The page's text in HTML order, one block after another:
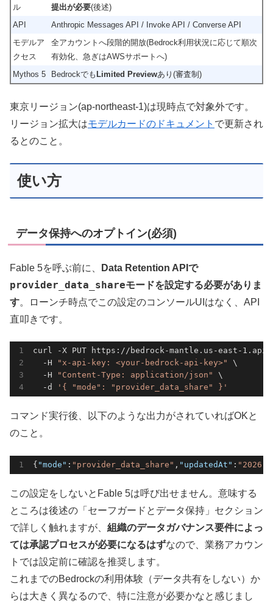
ル 提出が必要(後述)
API
Anthropic Messages API / Invoke API / Converse API
モデルア
クセス
全アカウントへ段階的開放(Bedrock利用状況に応じて順次
有効化、急ぎはAWSサポートへ)
Mythos 5
Bedrockでも Limited Previewあり(審査制)
東京リージョン(ap-northeast-1)は現時点で対象外です。
リージョン拡大はモデルカードのドキュメント で更新され
るとのこと。
使い方
データ保持へのオプトイン(必須)
Fable 5を呼ぶ前に、 Data Retention APIで
provider_data_shareモードを設定する必要がありま
す。ローンチ時点でこの設定のコンソールUIはなく、API
直叩きです。
curl -X PUT https://bedrock-mantle.us-east-
  -
H "x-api-key: <your-bedrock-api-key>"
  -
H "Content-Type: application/json"
  -
d '{ "mode": "provider_data_share" }'
コマンド実行後、以下のような出力がされていればOKと
のこと。
{ "mode" : "provider_data_share" , "updatedAt" : "2026-
この設定をしないとFable 5は呼び出せません。意味する
ところは後述の「セーフガードとデータ保持」セクション
で詳しく触れますが、 組織のデータガバナンス要件によっ
ては承認プロセスが必要になるはずなので、業務アカウン
トでは設定前に確認を推奨します。
これまでのBedrockの利用体験（データ共有をしない）か
らは大きく異なるので、特に注意が必要かなと感じまし